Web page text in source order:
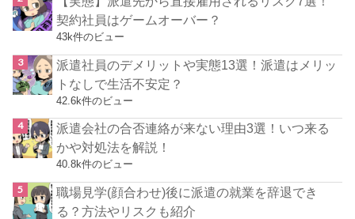
契約社員はゲームオーバー？
43k件のビュー
派遣社員のデメリットや実態13選！派遣はメリッ
トなしで生活不安定？
42.6k件のビュー
派遣会社の合否連絡が来ない理由3選！いつ来る
かや対処法を解説！
40.8k件のビュー
職場見学(顔合わせ)後に派遣の就業を辞退でき
る？方法やリスクも紹介